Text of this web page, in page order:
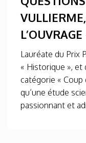
Lauréate du Prix
« Historique », et
catégorie «
qu’une étude
passionnant et